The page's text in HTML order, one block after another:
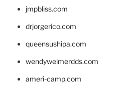
jmpbliss.com
drjorgerico.com
queensushipa.com
wendyweimerdds.com
ameri-camp.com